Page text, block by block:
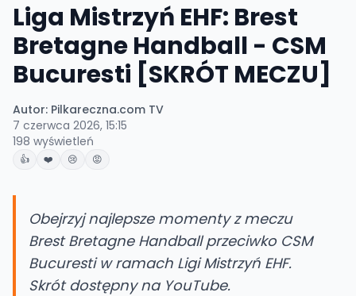
Liga Mistrzyń EHF: Brest
Bretagne Handball - CSM
Bucuresti [SKRÓT MECZU]
Autor: Pilkareczna.com TV
7 czerwca 2026, 15:15
198 wyświetleń
👍 ❤️ 😢 😡
Obejrzyj najlepsze momenty z meczu
Brest Bretagne Handball przeciwko CSM
Bucuresti w ramach Ligi Mistrzyń EHF.
Skrót dostępny na YouTube.